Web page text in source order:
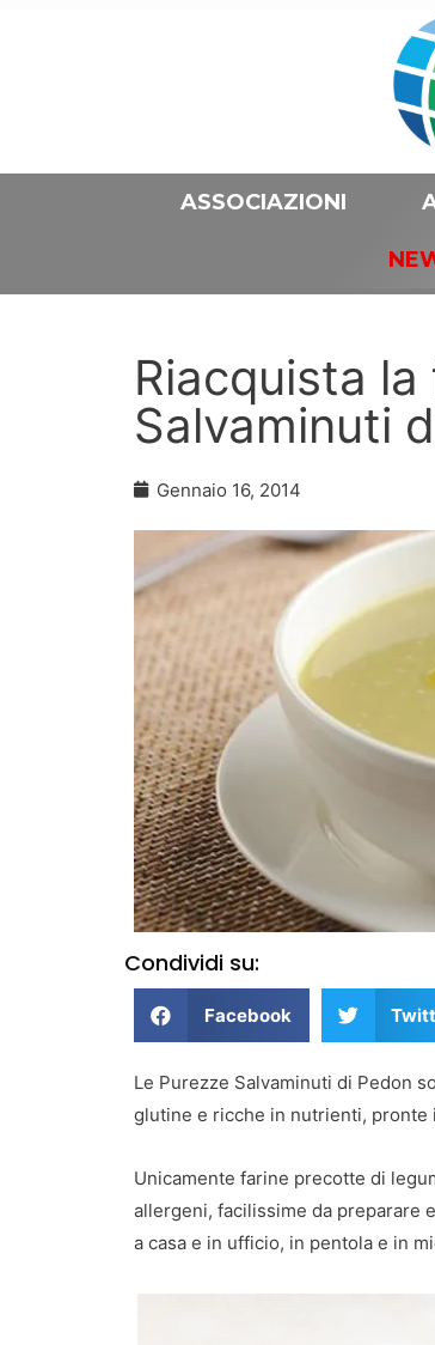
ASSOCIAZIONI
Riacquista
Salvaminuti
Gennaio 16, 2014
Condividi su:
Facebook
Le Purezze Salvaminuti di Pedon
glutine e ricche in nutrienti, pronte
Unicamente farine precotte di
allergeni, facilissime da preparare
a casa e in ufficio, in pentola e in